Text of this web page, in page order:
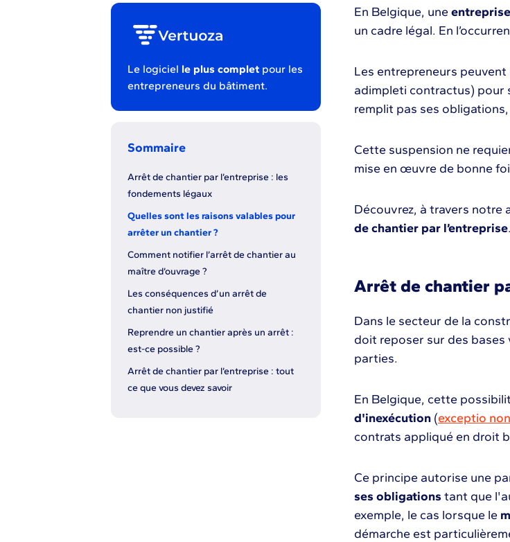
Le logiciel le plus complet pour les
entrepreneurs du bâtiment.
Sommaire
Arrêt de chantier par l’entreprise : les
fondements légaux
Quelles sont les raisons valables pour
arrêter un chantier ?
Comment notifier l’arrêt de chantier au
maître d’ouvrage ?
Les conséquences d’un arrêt de
chantier non justifié
Reprendre un chantier après un arrêt :
est-ce possible ?
Arrêt de chantier par l’entreprise : tout
ce que vous devez savoir
En Belgique, une
un cadre légal. En
Les entrepreneurs peuvent
adimpleti contractus) pour
remplit pas ses
Cette suspension ne
mise en œuvre de bonne
Découvrez, à travers notre
de chantier par l’entreprise.
Arrêt de chantier
Dans le secteur de la
doit reposer sur des
parties.
En Belgique, cette
d'inexécution(exceptio
contrats appliqué en droit
Ce principe autorise une
ses obligations tant que
exemple, le cas lorsque le
démarche est